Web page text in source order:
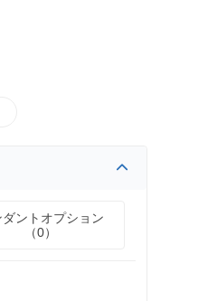
ダントオプション
（0）